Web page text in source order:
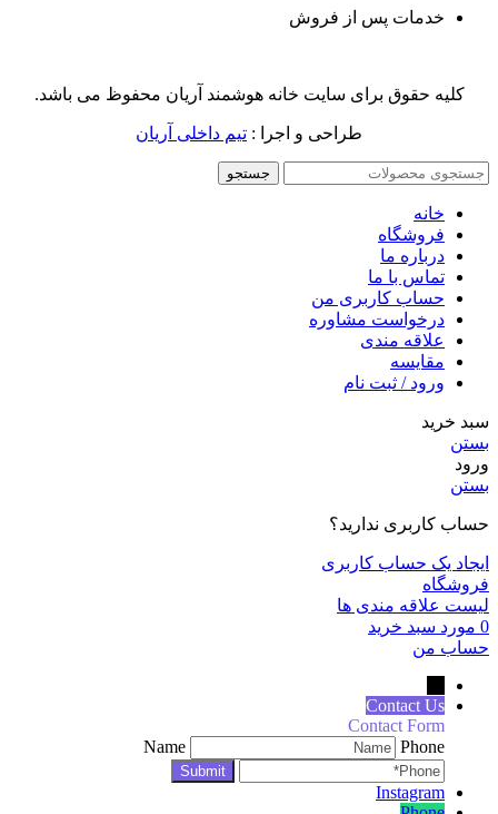
خدمات پس از فروش
کلیه حقوق برای سایت خانه هوشمند آریان محفوظ می باشد.
طراحی و اجرا : تیم داخلی آریان
جستجو
خانه
فروشگاه
درباره ما
تماس با ما
حساب کاربری من
درخواست مشاوره
علاقه مندی
مقايسه
ورود / ثبت نام
سبد خرید
بستن
ورود
بستن
حساب کاربری ندارید؟
ایجاد یک حساب کاربری
فروشگاه
لیست علاقه مندی ها
0 مورد سبد خرید
حساب من
Contact Us
Contact Form
Name
Phone
Instagram